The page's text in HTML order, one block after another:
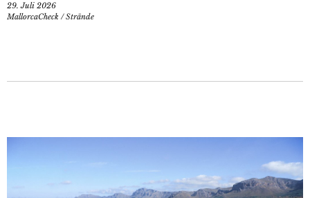
29. Juli 2026
MallorcaCheck /Strände